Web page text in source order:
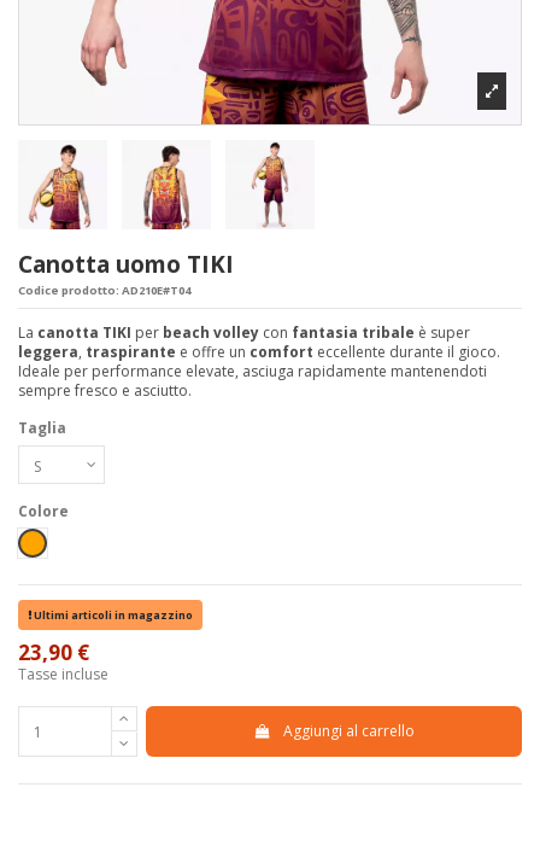
Canotta uomo TIKI
Codice prodotto: AD210E#T04
La canotta TIKI per beach volley con fantasia tribale è super
leggera, traspirante e offre un comfort eccellente durante il gioco.
Ideale per performance elevate, asciuga rapidamente mantenendoti
sempre fresco e asciutto.
Taglia
Colore
Arancione
Ultimi articoli in magazzino
23,90 €
Tasse incluse
Aggiungi al carrello